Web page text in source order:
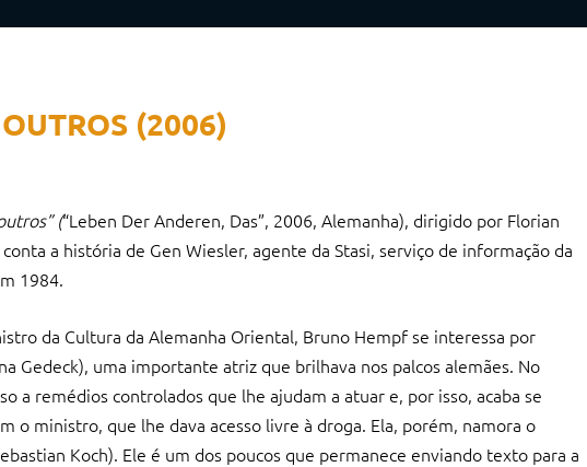
(2006)
(“Leben Der Anderen, Das”, 2006, Alemanha), dirigido por Florian
a história de Gen Wiesler, agente da Stasi, serviço de informação da
1984.
da Cultura da Alemanha Oriental, Bruno Hempf se interessa por
Gedeck), uma importante atriz que brilhava nos palcos alemães. No
a remédios controlados que lhe ajudam a atuar e, por isso, acaba se
o ministro, que lhe dava acesso livre à droga. Ela, porém, namora o
Koch). Ele é um dos poucos que permanece enviando texto para a